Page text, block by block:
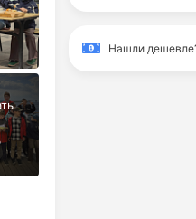
Нашли